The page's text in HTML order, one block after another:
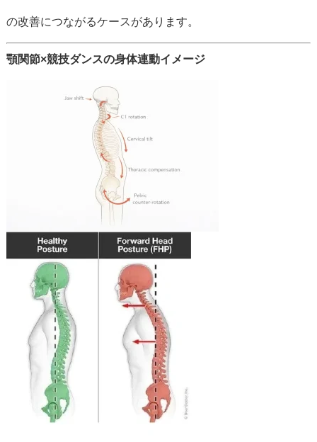
の改善につながるケースがあり ます。
顎関節×競技ダンスの身体連動イメージ